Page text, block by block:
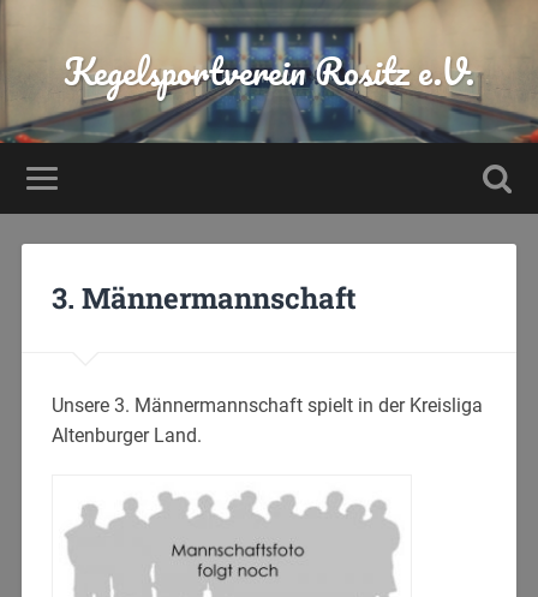
Kegelsportverein Rositz e.V.
3. Männermannschaft
Unsere 3. Männermannschaft spielt in der Kreisliga
Altenburger Land.